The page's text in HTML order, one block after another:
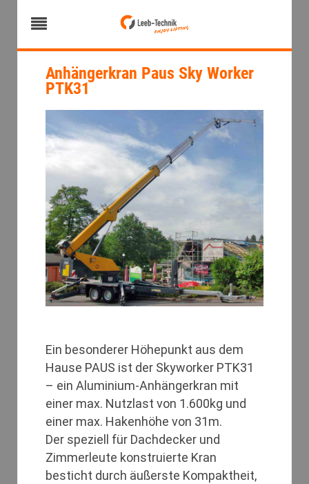
Anhängerkran Paus Sky Worker
PTK31
Ein besonderer Höhepunkt aus dem
Hause PAUS ist der Skyworker PTK31
– ein Aluminium-Anhängerkran mit
einer max. Nutzlast von 1.600kg und
einer max. Hakenhöhe von 31m.
Der speziell für Dachdecker und
Zimmerleute konstruierte Kran
besticht durch äußerste Kompaktheit,